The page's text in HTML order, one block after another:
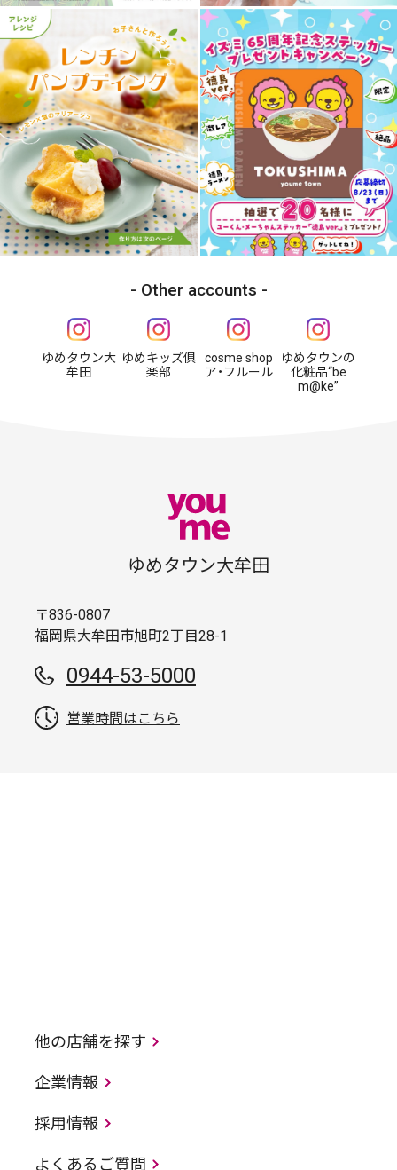
Other accounts
ゆめタウン大
牟田
ゆめキッズ俱
楽部
cosme shop
ア・フルール
ゆめタウンの
化粧品“be
m@ke”
ゆめタウン大牟田
〒836-0807
福岡県大牟田市旭町2丁目28-1
0944-53-5000
営業時間はこちら
他の店舗を探す
企業情報
採用情報
よくあるご質問